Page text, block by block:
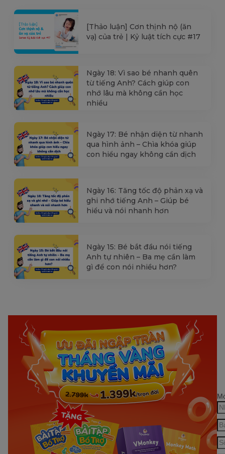
[Thảo luận] Cơn thịnh nộ (ăn
vạ) của trẻ | Kỷ luật tích cực #17
Ngày 18: Vì sao bé nhanh quên
từ tiếng Anh? Cách giúp con
nhớ lâu mà không cần học
nhiều
Ngày 17: Bé nhận diện từ nhanh
qua hình ảnh – Chìa khóa giúp
con hiểu ngay không cần dịch
Ngày 16: Tăng tốc độ phản xạ và
ghi nhớ tiếng Anh – Giúp bé
hiểu và nói nhanh hơn
Ngày 15: Bé bắt đầu nói tiếng
Anh tự nhiên – Ba mẹ cần làm
gì để con nói nhiều hơn?